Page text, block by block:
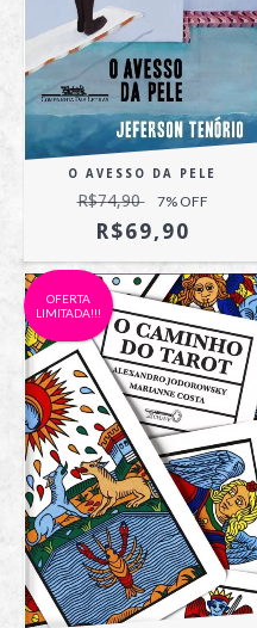
O AVESSO DA PELE
R$74,90 7% OFF
R$69,90
OFERTA
LIMITADA!!!